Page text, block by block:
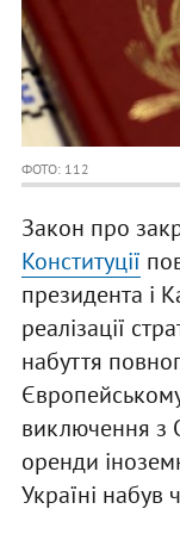
ФОТО: 112
Закон про
Конституції
президента і
реалізації
набуття
виключення з
оренди
Україні набув